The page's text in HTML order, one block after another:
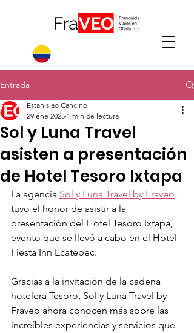
Entrada
Sol y Luna Travel
asisten a presentación
de Hotel Tesoro Ixtapa
Estanislao Cancino
29 ene 2025 1 min de lectura
La agencia Sol y Luna Travel by Fraveo
tuvo el honor de asistir a la
presentación del Hotel Tesoro Ixtapa,
evento que se llevó a cabo en el Hotel
Fiesta Inn Ecatepec.
Gracias a la invitación de la cadena
hotelera Tesoro, Sol y Luna Travel by
Fraveo ahora conocen más sobre las
increíbles experiencias y servicios que